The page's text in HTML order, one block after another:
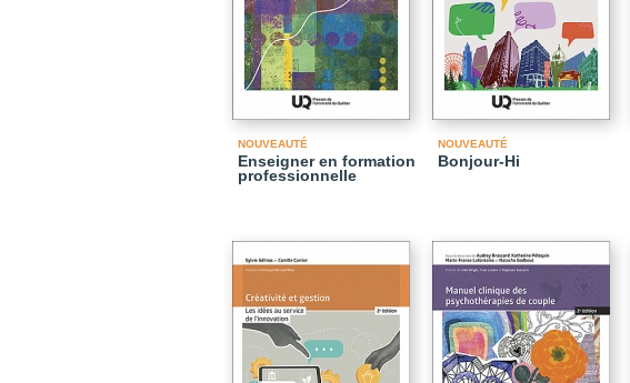
NOUVEAUTÉ
Enseigner en formation
professionnelle
NOUVEAUTÉ
Bonjour-Hi